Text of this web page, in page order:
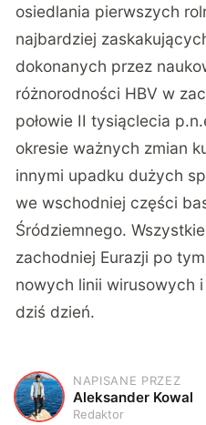
osiedlania pierwszych
najbardziej
dokonanych przez
różnorodności HBV w
połowie II tysiąclecia
okresie ważnych zmian
innymi upadku dużych
we wschodniej części
Śródziemnego.
zachodniej Eurazji po
nowych linii wirusowych
dziś dzień.
A
NAPISANE PRZEZ
Aleksander Kowal
Redaktor